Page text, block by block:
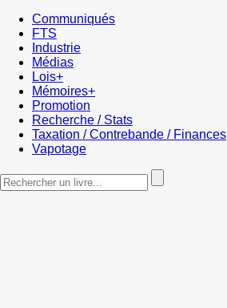
Communiqués
FTS
Industrie
Médias
Lois+
Mémoires+
Promotion
Recherche / Stats
Taxation / Contrebande / Finances
Vapotage